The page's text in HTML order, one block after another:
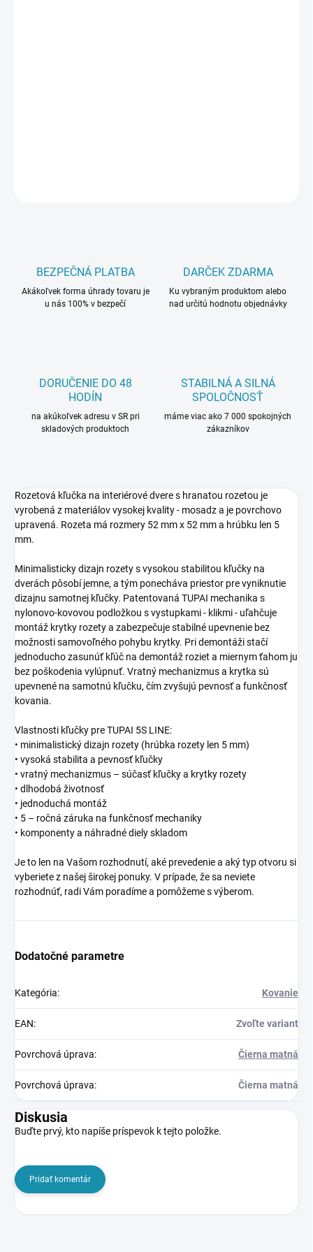
BEZPEČNÁ PLATBA
Akákoľvek forma úhrady tovaru je
u nás 100% v bezpečí
DARČEK ZDARMA
Ku vybraným produktom alebo
nad určitú hodnotu objednávky
DORUČENIE DO 48
HODÍN
na akúkoľvek adresu v SR pri
skladových produktoch
STABILNÁ A SILNÁ
SPOLOČNOSŤ
máme viac ako 7 000 spokojných
zákazníkov
Rozetová kľučka na interiérové dvere s hranatou rozetou je
vyrobená z materiálov vysokej kvality - mosadz a je povrchovo
upravená. Rozeta má rozmery 52 mm x 52 mm a hrúbku len 5
mm.
Minimalisticky dizajn rozety s vysokou stabilitou kľučky na
dverách pôsobí jemne, a tým ponecháva priestor pre vyniknutie
dizajnu samotnej kľučky. Patentovaná TUPAI mechanika s
nylonovo-kovovou podložkou s vystupkami - klikmi - uľahčuje
montáž krytky rozety a zabezpečuje stabilné upevnenie bez
možnosti samovoľného pohybu krytky. Pri demontáži stačí
jednoducho zasunúť kľúč na demontáž roziet a miernym ťahom ju
bez poškodenia vylúpnuť. Vratný mechanizmus a krytka sú
upevnené na samotnú kľučku, čím zvyšujú pevnosť a funkčnosť
kovania.
Vlastnosti kľučky pre TUPAI 5S LINE:
• minimalistický dizajn rozety (hrúbka rozety len 5 mm)
• vysoká stabilita a pevnosť kľučky
• vratný mechanizmus – súčasť kľučky a krytky rozety
• dlhodobá životnosť
• jednoduchá montáž
• 5 – ročná záruka na funkčnosť mechaniky
• komponenty a náhradné diely skladom
Je to len na Vašom rozhodnutí, aké prevedenie a aký typ otvoru si
vyberiete z našej širokej ponuky. V prípade, že sa neviete
rozhodnúť, radi Vám poradíme a pomôžeme s výberom.
Dodatočné parametre
Kategória: Kovanie
EAN: Zvoľte variant
Povrchová úprava: Čierna matná
Povrchová úprava: Čierna matná
Diskusia
Buďte prvý, kto napíše príspevok k tejto položke.
Pridať komentár